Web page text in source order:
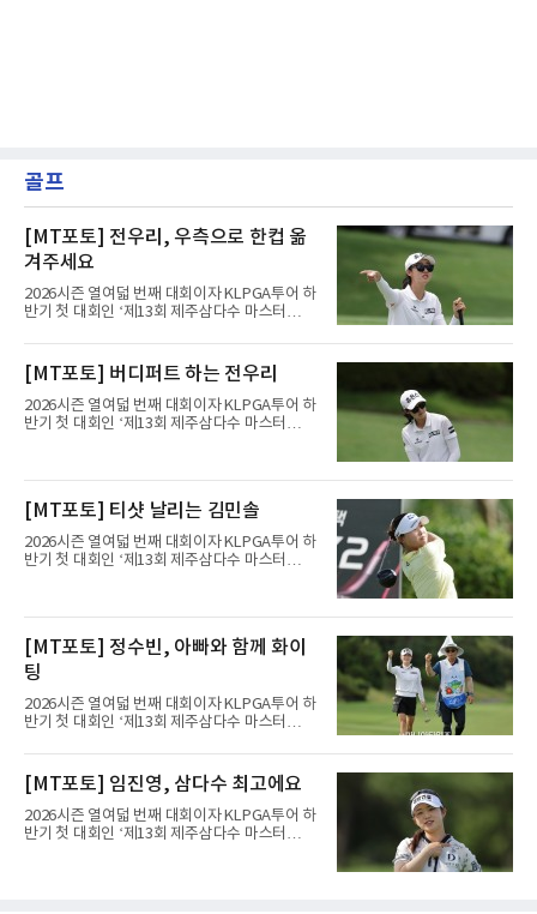
골프
[MT포토] 전우리, 우측으로 한컵 옮
겨주세요
2026시즌 열여덟 번째 대회이자 KLPGA투어 하
반기 첫 대회인 ‘제13회 제주삼다수 마스터
제주도 서귀포시에 위치한 테디밸리 골프앤리조
트(파72/6,767야드)에서 열리고 있다.7일 현재
2라운드 경기가 펼쳐지고 있다.전우리(휴온스)
가 12번 홀에서 경기하고 있다.
[MT포토] 버디퍼트 하는 전우리
2026시즌 열여덟 번째 대회이자 KLPGA투어 하
반기 첫 대회인 ‘제13회 제주삼다수 마스터
트(파72/6,767야드)에서 열리고 있다.7일 현재
2라운드 경기가 펼쳐지고 있다.전우리(휴온스)
가 12번 홀에서 경기하고 있다.
[MT포토] 티샷 날리는 김민솔
2026시즌 열여덟 번째 대회이자 KLPGA투어 하
반기 첫 대회인 ‘제13회 제주삼다수 마스터
트(파72/6,767야드)에서 열리고 있다.7일 현재
2라운드 경기가 펼쳐지고 있다.김민솔이 12번
홀에서 경기하고 있다.
[MT포토] 정수빈, 아빠와 함께 화이
팅
2026시즌 열여덟 번째 대회이자 KLPGA투어 하
반기 첫 대회인 ‘제13회 제주삼다수 마스터
제주도 서귀포시에 위치한 테디밸리 골프앤리조
트(파72/6,767야드)에서 열리고 있다.7일 현재
2라운드 경기가 펼쳐지고 있다.정수빈이 11번
홀에서 경기하고 있다.
[MT포토] 임진영, 삼다수 최고에요
2026시즌 열여덟 번째 대회이자 KLPGA투어 하
반기 첫 대회인 ‘제13회 제주삼다수 마스터